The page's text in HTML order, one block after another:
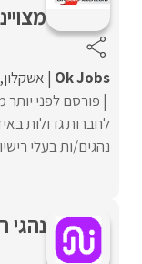
Ok Jobs אשקלון
פורסם לפני יותר
לחברות גדולות
נהגים/ות בעלי רישיוןעד 12 / עד או
נהגי